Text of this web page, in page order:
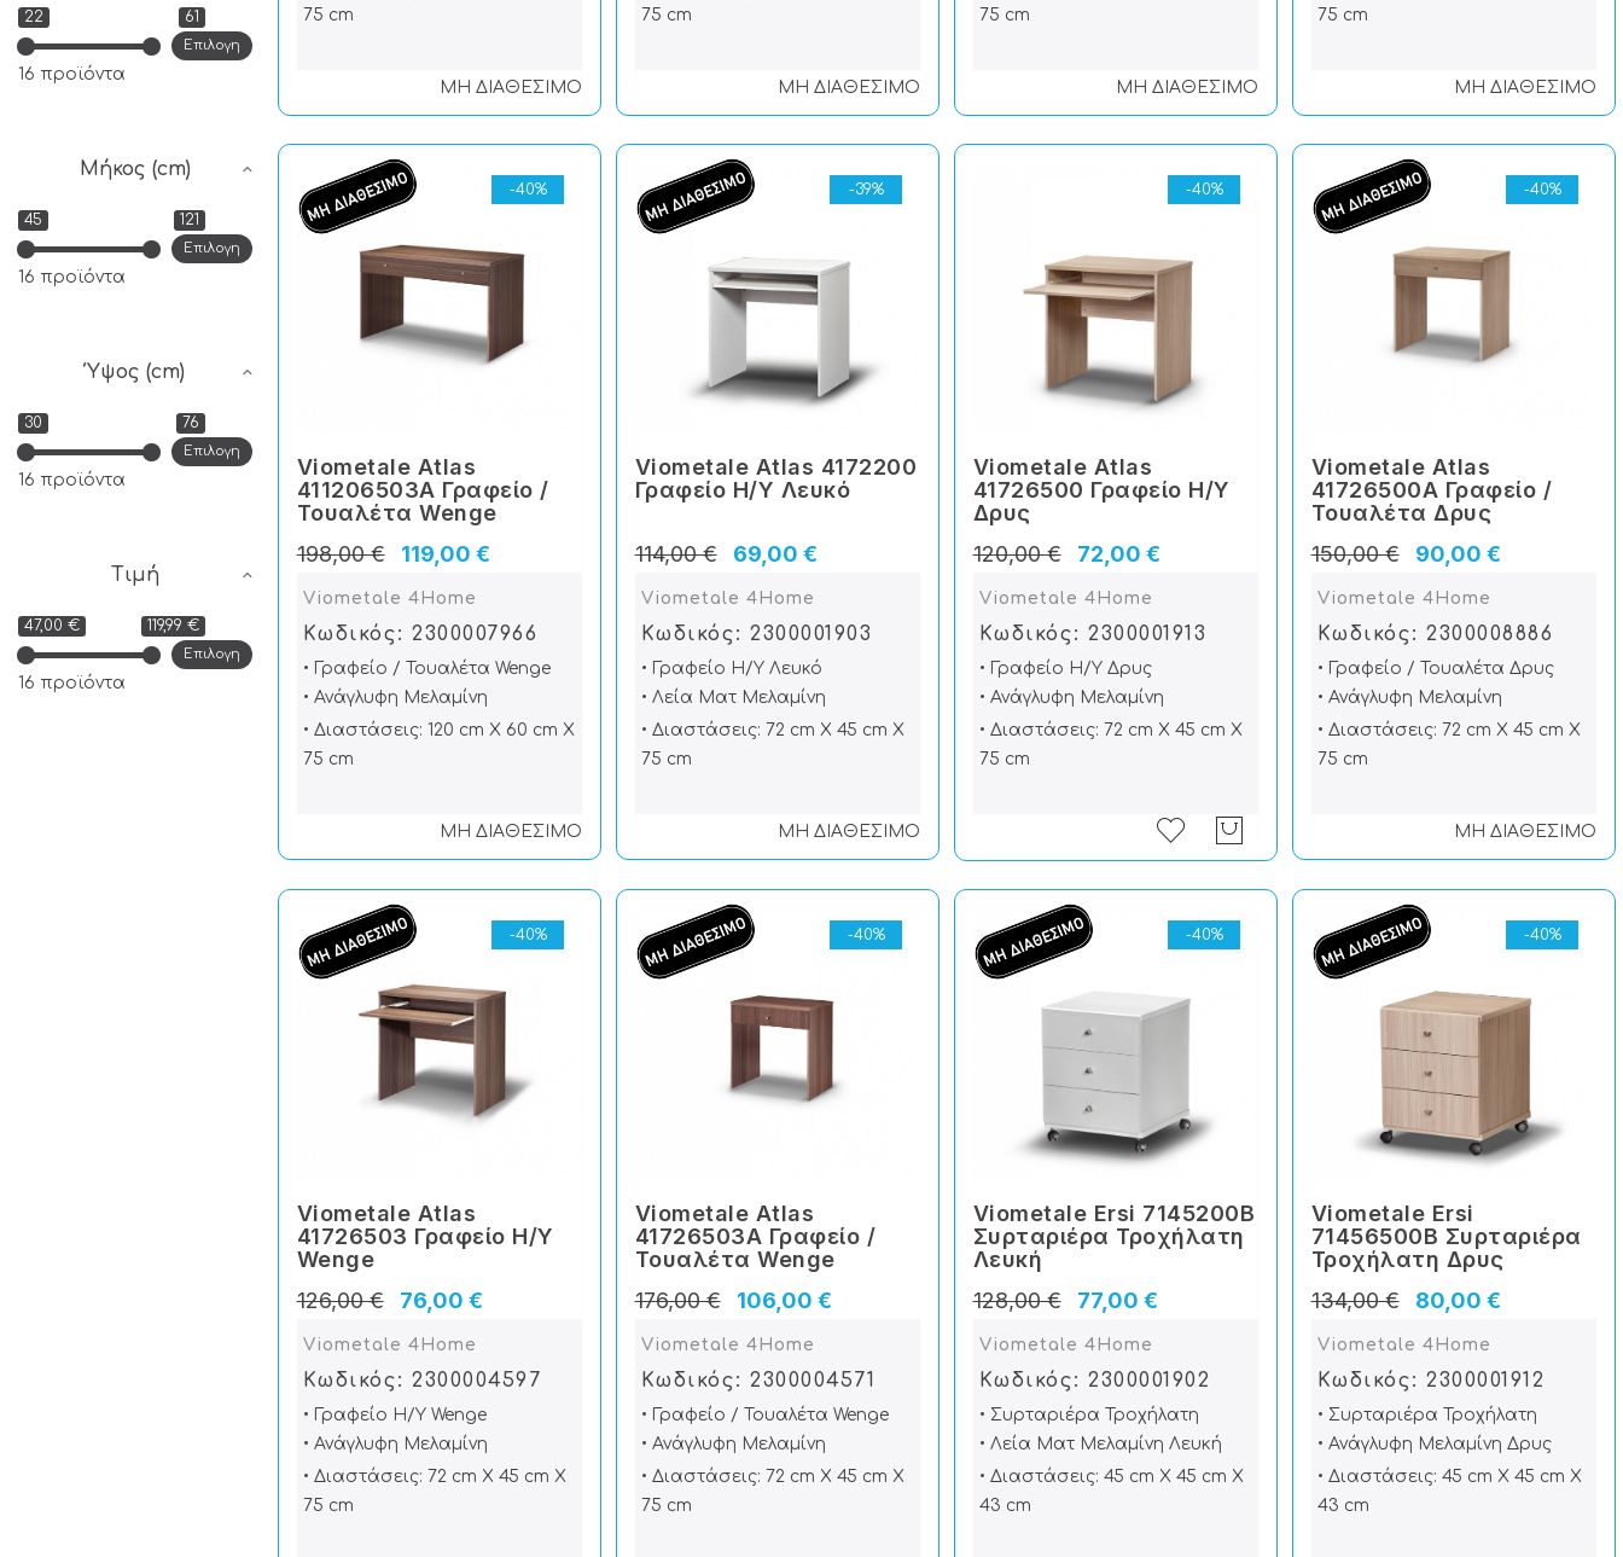
75 cm
ΜΗ ΔΙΑΘΕΣΙΜΟ
75 cm
ΜΗ ΔΙΑΘΕΣΙΜΟ
75 cm
ΜΗ ΔΙΑΘΕΣΙΜΟ
75 cm
ΜΗ ΔΙΑΘΕΣΙΜΟ
-40%
Viometale Atlas
411206503A Γραφείο /
Τουαλέτα Wenge
119,00 €
198,00 €
Viometale 4Home
Κωδικός: 2300007966
• Γραφείο / Τουαλέτα Wenge
• Ανάγλυφη Μελαμίνη
• Διαστάσεις: 120 cm X 60 cm X
75 cm
ΜΗ ΔΙΑΘΕΣΙΜΟ
-39%
Viometale Atlas 4172200
Γραφείο Η/Υ Λευκό
69,00 €
114,00 €
Viometale 4Home
Κωδικός: 2300001903
• Γραφείο Η/Υ Λευκό
• Λεία Ματ Μελαμίνη
• Διαστάσεις: 72 cm X 45 cm X
75 cm
ΜΗ ΔΙΑΘΕΣΙΜΟ
-40%
Viometale Atlas
41726500 Γραφείο Η/Υ
Δρυς
72,00 €
120,00 €
Viometale 4Home
Κωδικός: 2300001913
• Γραφείο Η/Υ Δρυς
• Ανάγλυφη Μελαμίνη
• Διαστάσεις: 72 cm X 45 cm X
75 cm
-40%
Viometale Atlas
41726500A Γραφείο /
Τουαλέτα Δρυς
90,00 €
150,00 €
Viometale 4Home
Κωδικός: 2300008886
• Γραφείο / Τουαλέτα Δρυς
• Ανάγλυφη Μελαμίνη
• Διαστάσεις: 72 cm X 45 cm X
75 cm
ΜΗ ΔΙΑΘΕΣΙΜΟ
-40%
Viometale Atlas
41726503 Γραφείο Η/Υ
Wenge
76,00 €
126,00 €
Viometale 4Home
Κωδικός: 2300004597
• Γραφείο Η/Υ Wenge
• Ανάγλυφη Μελαμίνη
• Διαστάσεις: 72 cm X 45 cm X
75 cm
-40%
Viometale Atlas
41726503A Γραφείο /
Τουαλέτα Wenge
106,00 €
176,00 €
Viometale 4Home
Κωδικός: 2300004571
• Γραφείο / Τουαλέτα Wenge
• Ανάγλυφη Μελαμίνη
• Διαστάσεις: 72 cm X 45 cm X
75 cm
-40%
Viometale Ersi 7145200Β
Συρταριέρα Τροχήλατη
Λευκή
77,00 €
128,00 €
Viometale 4Home
Κωδικός: 2300001902
• Συρταριέρα Τροχήλατη
• Λεία Ματ Μελαμίνη Λευκή
• Διαστάσεις: 45 cm X 45 cm X
43 cm
-40%
Viometale Ersi
71456500Β Συρταριέρα
Τροχήλατη Δρυς
80,00 €
134,00 €
Viometale 4Home
Κωδικός: 2300001912
• Συρταριέρα Τροχήλατη
• Ανάγλυφη Μελαμίνη Δρυς
• Διαστάσεις: 45 cm X 45 cm X
43 cm
22 61
Επιλογη
16 προϊόντα
Μήκος (cm)
45 121
Επιλογη
16 προϊόντα
Ύψος (cm)
30 76
Επιλογη
16 προϊόντα
Τιμή
47,00 € 119,99 €
Επιλογη
16 προϊόντα